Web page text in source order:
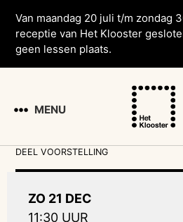
Van maandag 20 juli t/m zondag
receptie van Het Klooster
geen lessen plaats.
MENU
DEEL VOORSTELLING
ZO 21 DEC
11:30 UUR